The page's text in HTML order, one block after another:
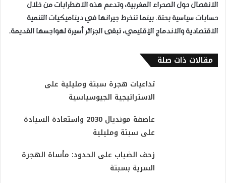
الانفصال حول الصحراء المغربية، وتدعم هذه الاضطرابات من خلال
حسابات سياسية بحتة. بينما تنخرط جيرانها في ديناميكيات التنمية
الاقتصادية والاندماج الإقليمي، تبقى الجزائر أسيرة لهواجسها القديمة.
مقالات ذات صلة
تداعيات هجرة سبتة ومليلية على
الاستراتيجية الجيوسياسية
عاصفة مونديال 2030 واستعادة السيادة
على سبتة ومليلية
زحف الضباب على الحدود: مأساة الهجرة
السرية بسبتة